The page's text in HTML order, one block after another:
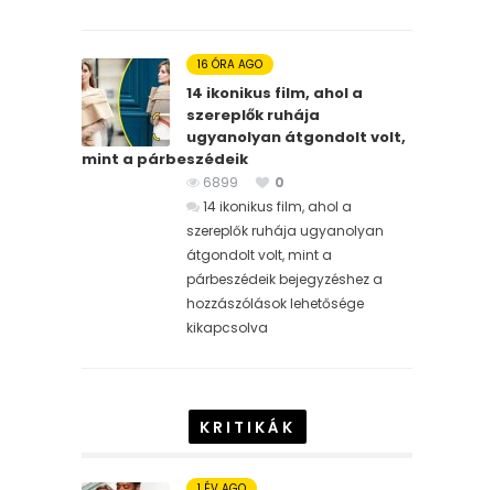
16 ÓRA AGO
14 ikonikus film, ahol a
szereplők ruhája
ugyanolyan átgondolt volt,
mint a párbeszédeik
6899
0
14 ikonikus film, ahol a
szereplők ruhája ugyanolyan
átgondolt volt, mint a
párbeszédeik bejegyzéshez a
hozzászólások lehetősége
kikapcsolva
KRITIKÁK